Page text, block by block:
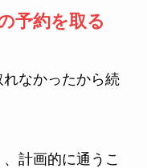
予約を取る
なかったから続
計画的に通うこ